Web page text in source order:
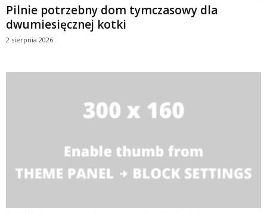
Pilnie potrzebny dom tymczasowy dla
dwumiesięcznej kotki
2 sierpnia 2026